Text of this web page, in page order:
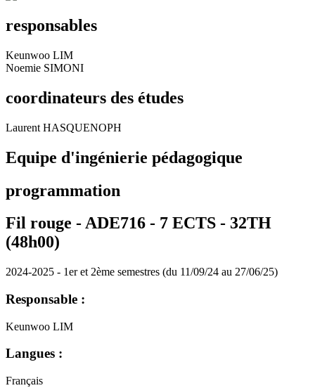
responsables
Keunwoo LIM
Noemie SIMONI
coordinateurs des études
Laurent HASQUENOPH
Equipe d'ingénierie pédagogique
programmation
Fil rouge - ADE716 - 7 ECTS - 32TH
(48h00)
2024-2025 - 1er et 2ème semestres (du 11/09/24 au 27/06/25)
Responsable :
Keunwoo LIM
Langues :
Français